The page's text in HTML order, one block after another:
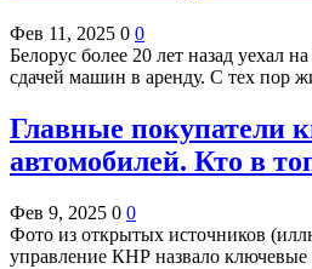
Фев 11, 2025 0 0
Белорус более 20 лет назад уехал
сдачей машин в аренду. С тех пор
Главные покупатели
автомобилей. Кто в
Фев 9, 2025 0 0
Фото из открытых источников
управление КНР назвало